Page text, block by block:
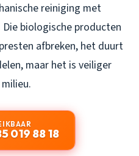
reiniging met
biologische producten
afbreken, het duurt
maar het is veiliger
019 88 18